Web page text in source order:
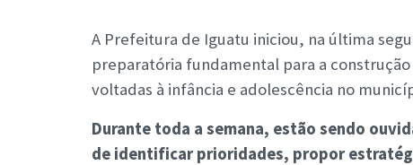
A Prefeitura de Iguatu iniciou, na última
preparatória fundamental para a
voltadas à infância e adolescência no
Durante toda a semana, estão sendo
de identificar prioridades, propor